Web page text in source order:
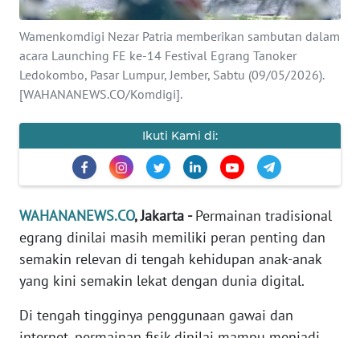
Wamenkomdigi Nezar Patria memberikan sambutan dalam
acara Launching FE ke-14 Festival Egrang Tanoker
Ledokombo, Pasar Lumpur, Jember, Sabtu (09/05/2026).
[WAHANANEWS.CO/Komdigi].
Ikuti Kami di:
WAHANANEWS.CO, Jakarta -Permainan tradisional
egrang dinilai masih memiliki peran penting dan
semakin relevan di tengah kehidupan anak-anak
yang kini semakin lekat dengan dunia digital.
Di tengah tingginya penggunaan gawai dan
SERBA-SERBI
PENDIDIKAN
Informasi
INDEKS
BERITA